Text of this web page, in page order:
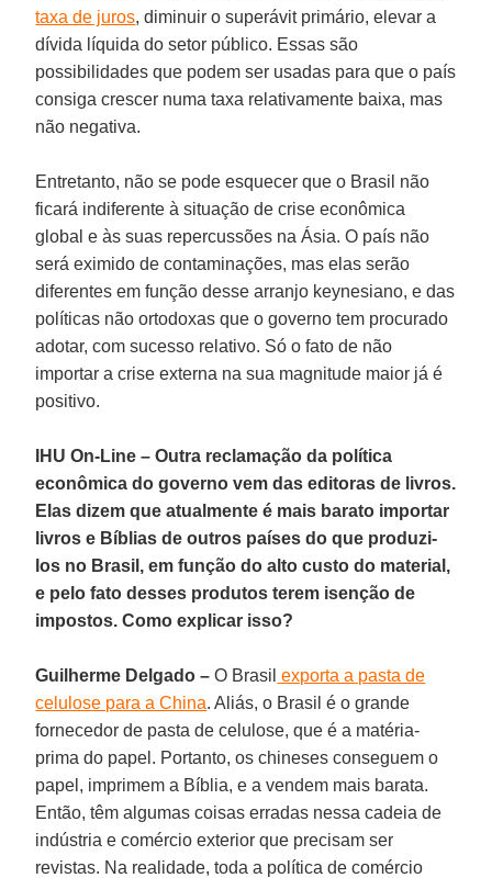
taxa de juros, diminuir o superávit primário, elevar a
dívida líquida do setor público. Essas são
possibilidades que podem ser usadas para que o país
consiga crescer numa taxa relativamente baixa, mas
não negativa.
Entretanto, não se pode esquecer que o Brasil não
ficará indiferente à situação de crise econômica
global e às suas repercussões na Ásia. O país não
será eximido de contaminações, mas elas serão
diferentes em função desse arranjo keynesiano, e das
políticas não ortodoxas que o governo tem procurado
adotar, com sucesso relativo. Só o fato de não
importar a crise externa na sua magnitude maior já é
positivo.
IHU On-Line – Outra reclamação da política
econômica do governo vem das editoras de livros.
Elas dizem que atualmente é mais barato importar
livros e Bíblias de outros países do que produzi-
los no Brasil, em função do alto custo do material,
e pelo fato desses produtos terem isenção de
impostos. Como explicar isso?
Guilherme Delgado – O Brasil exporta a pasta de
celulose para a China. Aliás, o Brasil é o grande
fornecedor de pasta de celulose, que é a matéria-
prima do papel. Portanto, os chineses conseguem o
papel, imprimem a Bíblia, e a vendem mais barata.
Então, têm algumas coisas erradas nessa cadeia de
indústria e comércio exterior que precisam ser
revistas. Na realidade, toda a política de comércio